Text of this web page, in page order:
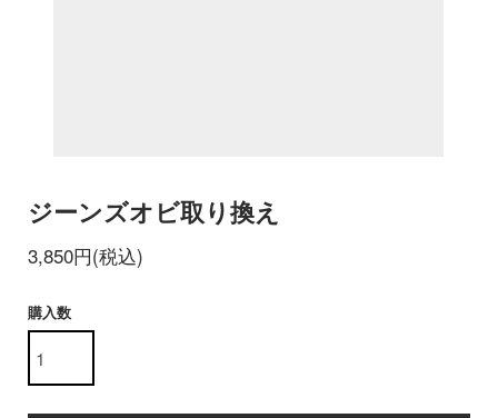
ジーンズオビ取り換え
3,850円(税込)
購入数